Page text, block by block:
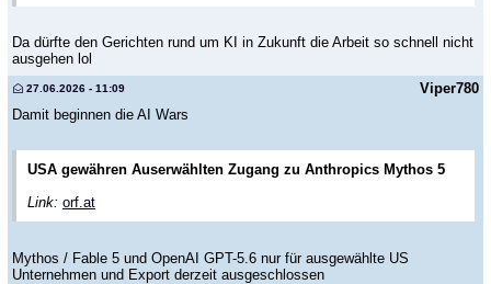
Da dürfte den Gerichten rund um KI in Zukunft die Arbeit so schnell nicht
ausgehen lol
Viper780
27.06.2026 - 11:09
Damit beginnen die AI Wars
USA gewähren Auserwählten Zugang zu Anthropics Mythos 5
Link: orf.at
Mythos / Fable 5 und OpenAI GPT-5.6 nur für ausgewählte US
Unternehmen und Export derzeit ausgeschlossen